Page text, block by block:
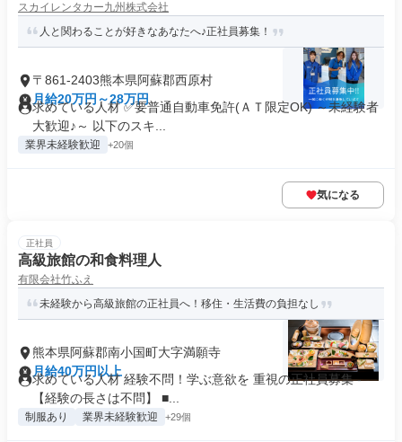
スカイレンタカー九州株式会社
人と関わることが好きなあなたへ♪正社員募集！
〒861-2403熊本県阿蘇郡西原村
月給20万円～28万円
求めている人材 ✅要普通自動車免許(ＡＴ限定OK) ～未経験者
大歓迎♪～ 以下のスキ...
業界未経験歓迎 +20個
気になる
正社員
高級旅館の和食料理人
有限会社竹ふえ
未経験から高級旅館の正社員へ！移住・生活費の負担なし
熊本県阿蘇郡南小国町大字満願寺
月給40万円以上
求めている人材 経験不問！学ぶ意欲を 重視の正社員募集 -
【経験の長さは不問】 ■...
制服あり 業界未経験歓迎 +29個